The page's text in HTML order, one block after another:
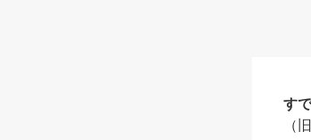
す
（